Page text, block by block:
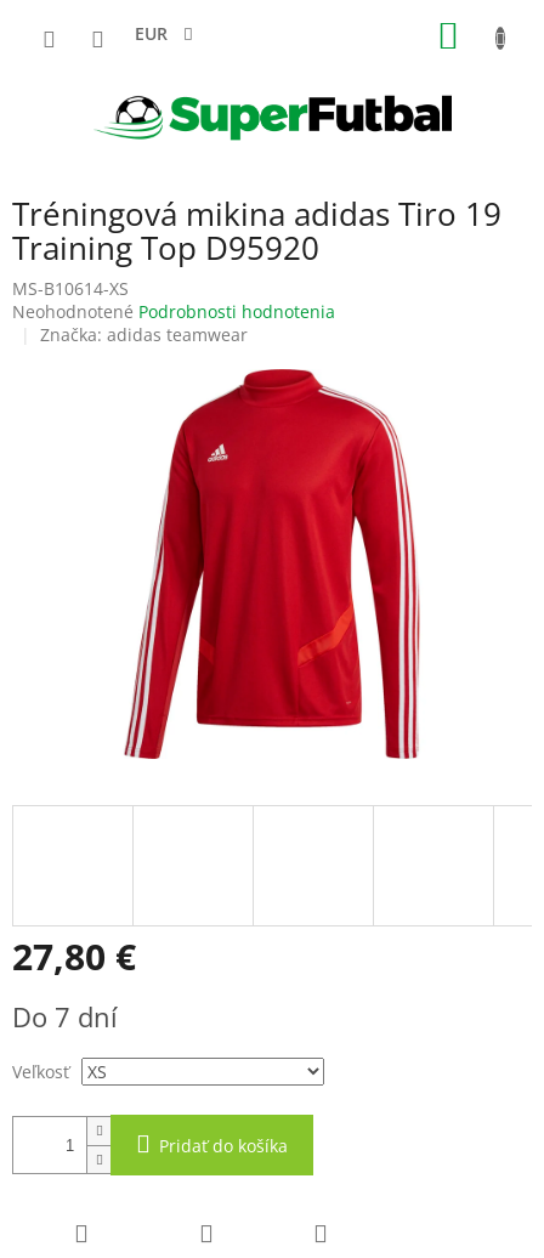
EUR
Tréningová mikina adidas Tiro 19
Training Top D95920
MS-B10614-XS
Priemerné
hodnotenie
Neohodnotené Podrobnosti hodnotenia
Značka: adidas teamwear
27,80 €
cena:
Do 7 dní
Veľkosť
Pridať do košíka